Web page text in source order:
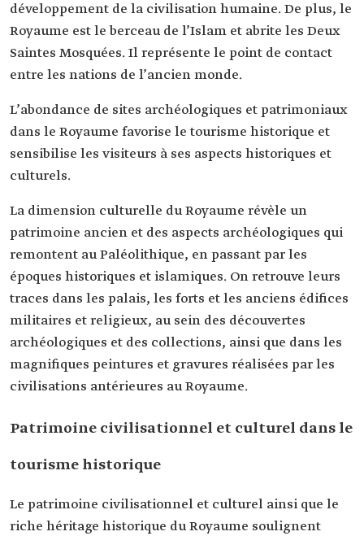
développement de la civilisation humaine. De plus, le
Royaume est le berceau de l’Islam et abrite les Deux
Saintes Mosquées. Il représente le point de contact
entre les nations de l’ancien monde.
L’abondance de sites archéologiques et patrimoniaux
dans le Royaume favorise le tourisme historique et
sensibilise les visiteurs à ses aspects historiques et
culturels.
La dimension culturelle du Royaume révèle un
patrimoine ancien et des aspects archéologiques qui
remontent au Paléolithique, en passant par les
époques historiques et islamiques. On retrouve leurs
traces dans les palais, les forts et les anciens édifices
militaires et religieux, au sein des découvertes
archéologiques et des collections, ainsi que dans les
magnifiques peintures et gravures réalisées par les
civilisations antérieures au Royaume.
Patrimoine civilisationnel et culturel dans le
tourisme historique
Le patrimoine civilisationnel et culturel ainsi que le
riche héritage historique du Royaume soulignent